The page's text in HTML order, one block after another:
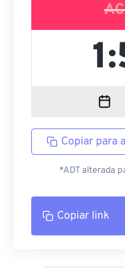
Copiar para
*ADT alterada
Copiar link